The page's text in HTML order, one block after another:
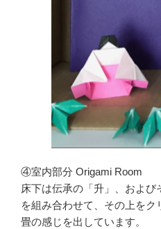
④室内部分 Origami Room
床下は伝承の「升」、およ
を組み合わせて、その上をク
畳の感じを出しています。